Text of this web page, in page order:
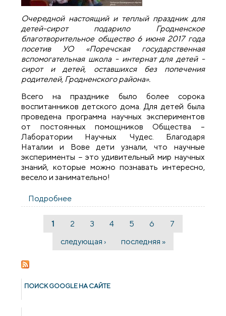
Очередной настоящий и теплый праздник для
детей-сирот подарило Гродненское
благотворительное общество 6 июня 2017 года
посетив УО «Поречская государственная
вспомогательная школа - интернат для детей -
сирот и детей, оставшихся без попечения
родителей, Гродненского района».
Всего на празднике было более сорока
воспитанников детского дома. Для детей была
проведена программа научных экспериментов
от постоянных помощников Общества –
Лаборатории Научных Чудес. Благодаря
Наталии и Вове дети узнали, что научные
эксперименты − это удивительный мир научных
знаний, которые можно познавать интересно,
весело и занимательно!
Подробнее
общество организовало праздник для
детей-сирот из Поречской школы-
интерната
Страницы
1 2 3 4 5 6
7
следующая ›
последняя »
ПОИСК GOОGLE НА САЙТЕ